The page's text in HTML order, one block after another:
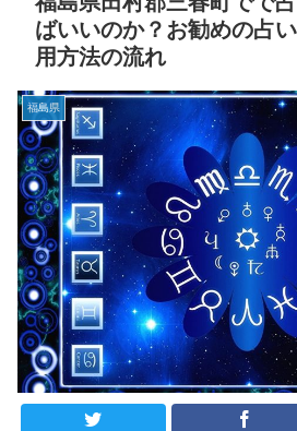
ばいいのか？お勧めの占
用方法の流れ
福島県